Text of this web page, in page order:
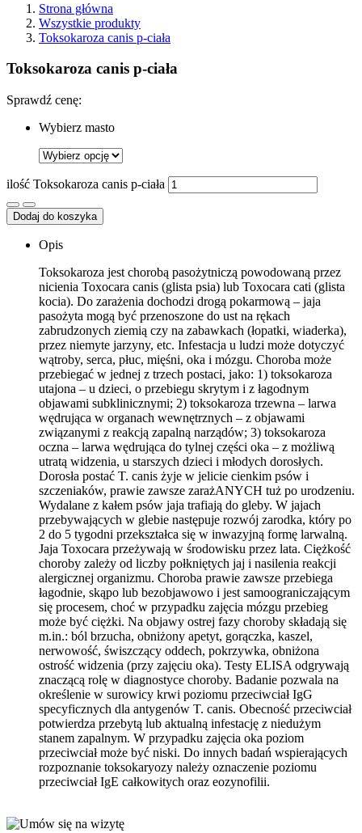
Strona główna
Wszystkie produkty
Toksokaroza canis p-ciała
Toksokaroza canis p-ciała
Sprawdź cenę:
Wybierz masto
ilość Toksokaroza canis p-ciała
Dodaj do koszyka
Opis
Toksokaroza jest chorobą pasożytniczą powodowaną przez
nicienia Toxocara canis (glista psia) lub Toxocara cati (glista
kocia). Do zarażenia dochodzi drogą pokarmową – jaja
pasożyta mogą być przenoszone do ust na rękach
zabrudzonych ziemią czy na zabawkach (łopatki, wiaderka),
przez niemyte jarzyny, etc. Infestacja u ludzi może dotyczyć
wątroby, serca, płuc, mięśni, oka i mózgu. Choroba może
przebiegać w jednej z trzech postaci, jako: 1) toksokaroza
utajona – u dzieci, o przebiegu skrytym i z łagodnym
objawami subklinicznymi; 2) toksokaroza trzewna – larwa
wędrująca w organach wewnętrznych – z objawami
związanymi z reakcją zapalną narządów; 3) toksokaroza
oczna – larwa wędrująca do tylnej części oka – z możliwą
utratą widzenia, u starszych dzieci i młodych dorosłych.
Dorosła postać T. canis żyje w jelicie cienkim psów i
szczeniaków, prawie zawsze zarażANYCH tuż po urodzeniu.
Wydalane z kałem psów jaja trafiają do gleby. W jajach
przebywających w glebie następuje rozwój zarodka, który po
2 do 5 tygodni przekształca się w inwazyjną formę larwalną.
Jaja Toxocara przeżywają w środowisku przez lata. Ciężkość
choroby zależy od liczby połkniętych jaj i nasilenia reakcji
alergicznej organizmu. Choroba prawie zawsze przebiega
łagodnie, skąpo lub bezobjawowo i jest samoograniczającym
się procesem, choć w przypadku zajęcia mózgu przebieg
może być ciężki. Na objawy ostrej fazy choroby składają się
m.in.: ból brzucha, obniżony apetyt, gorączka, kaszel,
nerwowość, świszczący oddech, pokrzywka, obniżona
ostrość widzenia (przy zajęciu oka). Testy ELISA odgrywają
znaczącą rolę w diagnostyce choroby. Badanie pozwala na
określenie w surowicy krwi poziomu przeciwciał IgG
specyficznych dla antygenów T. canis. Obecność przeciwciał
potwierdza przebytą lub aktualną infestację z niedużym
stanem zapalnym. W przypadku zajęcia oka poziom
przeciwciał może być niski. Do innych badań wspierających
rozpoznanie toksokaryozy należy oznaczenie poziomu
przeciwciał IgE całkowitych oraz eozynofilii.